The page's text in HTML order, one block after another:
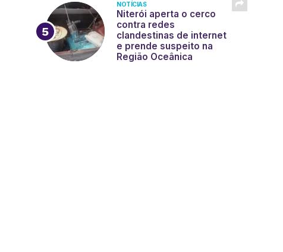
NOTÍCIAS
Niterói aperta o cerco
contra redes
clandestinas de internet
e prende suspeito na
Região Oceânica